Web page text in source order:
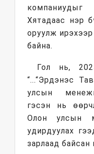
Хятадаас нэр
оруулж
байна.
Гол нь,
“...“Эрдэнэс
улсын
гэсэн нь
Олон улсын
удирдуулах
зарлаад